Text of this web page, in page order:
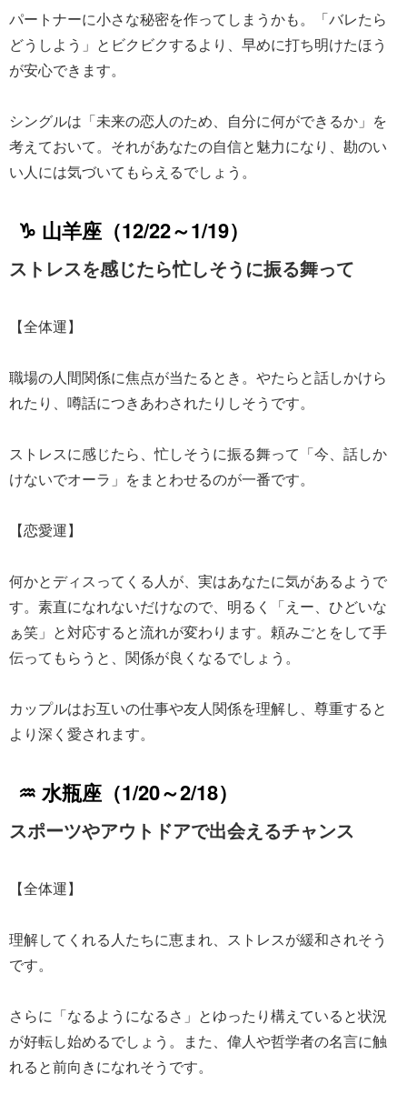
パートナーに小さな秘密を作ってしまうかも。「バレたら
どうしよう」とビクビクするより、早めに打ち明けたほう
が安心できます。
シングルは「未来の恋人のため、自分に何ができるか」を
考えておいて。それがあなたの自信と魅力になり、勘のい
い人には気づいてもらえるでしょう。
♑ 山羊座（12/22～1/19）
ストレスを感じたら忙しそうに振る舞って
【全体運】
職場の人間関係に焦点が当たるとき。やたらと話しかけら
れたり、噂話につきあわされたりしそうです。
ストレスに感じたら、忙しそうに振る舞って「今、話しか
けないでオーラ」をまとわせるのが一番です。
【恋愛運】
何かとディスってくる人が、実はあなたに気があるようで
す。素直になれないだけなので、明るく「えー、ひどいな
ぁ笑」と対応すると流れが変わります。頼みごとをして手
伝ってもらうと、関係が良くなるでしょう。
カップルはお互いの仕事や友人関係を理解し、尊重すると
より深く愛されます。
♒ 水瓶座（1/20～2/18）
スポーツやアウトドアで出会えるチャンス
【全体運】
理解してくれる人たちに恵まれ、ストレスが緩和されそう
です。
さらに「なるようになるさ」とゆったり構えていると状況
が好転し始めるでしょう。また、偉人や哲学者の名言に触
れると前向きになれそうです。